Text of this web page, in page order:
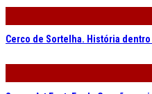
Cerco de Sortelha. História